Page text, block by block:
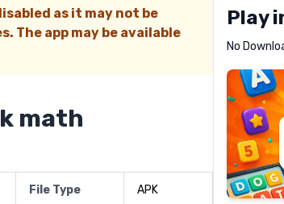
as it may not be
The app may be available
math
File Type APK
Play
NoLetrz
Pixel
Slime